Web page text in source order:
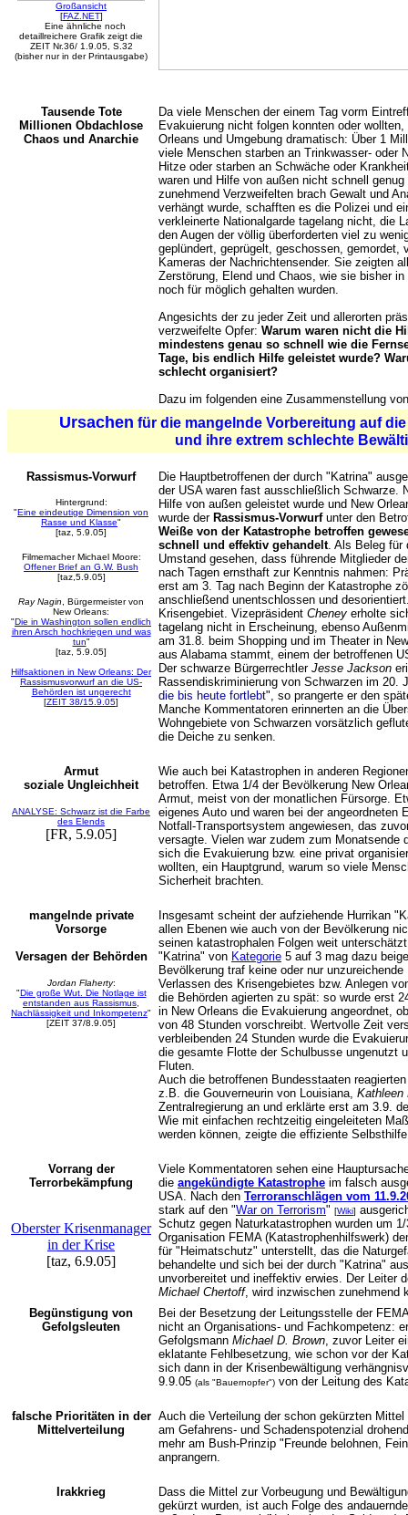
Großansicht
[FAZ.NET]
Eine ähnliche noch
detaillreichere Grafik zeigt die
ZEIT Nr.36/ 1.9.05, S.32
(bisher nur in der Printausgabe)
Tausende Tote
Millionen Obdachlose
Chaos und Anarchie
Da viele Menschen der einem Tag vorm
Evakuierung nicht folgen konnten oder
Orleans und Umgebung dramatisch: Über 1
viele Menschen starben an Trinkwasser- oder
Hitze oder starben an Schwäche oder
waren und Hilfe von außen nicht schnell
zunehmend Verzweifelten brach Gewalt und
verhängt wurde, schafften es die Polizei und
verkleinerte Nationalgarde tagelang nicht, die
den Augen der völlig überforderten viel zu
geplündert, geprügelt, geschossen, gemordet,
Kameras der Nachrichtensender. Sie zeigten
Zerstörung, Elend und Chaos, wie sie bisher
noch für möglich gehalten wurden.
Angesichts der zu jeder Zeit und allerorten
verzweifelte Opfer: Warum waren nicht die
mindestens genau so schnell wie die
Tage, bis endlich Hilfe geleistet wurde?
schlecht organisiert?
Dazu im folgenden eine Zusammenstellung
Ursachen für die mangelnde Vorbereitung auf
und ihre extrem schlechte
Rassismus-Vorwurf
Hintergrund:
"Eine eindeutige Dimension von
Rasse und Klasse"
[taz, 5.9.05]
Filmemacher Michael Moore:
Offener Brief an G.W. Bush
[taz,5.9.05]
Ray Nagin , Bürgermeister von
New Orleans:
"Die in Washington sollen endlich
ihren Arsch hochkriegen und was
tun"
[taz, 5.9.05]
Hilfsaktionen in New Orleans: Der
Rassismusvorwurf an die US-
Behörden ist ungerecht
[ZEIT 38/15.9.05]
Die Hauptbetroffenen der durch "Katrina"
der USA waren fast ausschließlich Schwarze.
Hilfe von außen geleistet wurde und New
wurde der Rassismus-Vorwurfunter den
Weiße von der Katastrophe betroffen
schnell und effektiv gehandelt. Als Beleg für
Umstand gesehen, dass führende Mitglieder
nach Tagen ernsthaft zur Kenntnis nahmen:
erst am 3. Tag nach Beginn der Katastrophe
anschließend unentschlossen und
Krisengebiet. Vizepräsident Cheney erholte
tagelang nicht in Erscheinung, ebenso
am 31.8. beim Shopping und im Theater in
aus Alabama stammt, einem der betroffenen
Der schwarze Bürgerrechtler Jesse Jackson
Rassendiskriminierung von Schwarzen im 20.
die bis heute fortlebt", so prangerte er den
Manche Kommentatoren erinnerten an die
Wohngebiete von Schwarzen vorsätzlich
die Deiche zu senken.
Armut
soziale Ungleichheit
ANALYSE: Schwarz ist die Farbe
des Elends
[FR, 5.9.05]
Wie auch bei Katastrophen in anderen
betroffen. Etwa 1/4 der Bevölkerung New
Armut, meist von der monatlichen Fürsorge.
eigenes Auto und waren bei der angeordneten
Notfall-Transportsystem angewiesen, das
versagte. Vielen war zudem zum Monatsende
sich die Evakuierung bzw. eine privat
wollten, ein Hauptgrund, warum so viele
Sicherheit brachten.
mangelnde private
Vorsorge
Versagen der Behörden
Jordan Flaherty:
"Die große Wut. Die Notlage ist
entstanden aus Rassismus,
Nachlässigkeit und Inkompetenz"
[ZEIT 37/8.9.05]
Insgesamt scheint der aufziehende Hurrikan
allen Ebenen wie auch von der Bevölkerung
seinen katastrophalen Folgen weit
"Katrina" von Kategorie 5 auf 3 mag dazu
Bevölkerung traf keine oder nur
Verlassen des Krisengebietes bzw. Anlegen
die Behörden agierten zu spät: so wurde erst
in New Orleans die Evakuierung angeordnet,
von 48 Stunden vorschreibt. Wertvolle Zeit
verbleibenden 24 Stunden wurde die
die gesamte Flotte der Schulbusse ungenutzt
Fluten.
Auch die betroffenen Bundesstaaten
z.B. die Gouverneurin von Louisiana, Kathleen
Zentralregierung an und erklärte erst am 3.9.
Wie mit einfachen rechtzeitig eingeleiteten
werden können, zeigte die effiziente
Vorrang der
Terrorbekämpfung
Oberster Krisenmanager
in der Krise
[taz, 6.9.05]
Viele Kommentatoren sehen eine
die angekündigte Katastrophe im falsch
USA. Nach den Terroranschlägen vom
stark auf den "War on Terrorism" [Wiki]
Schutz gegen Naturkatastrophen wurden um
Organisation FEMA (Katastrophenhilfswerk)
für "Heimatschutz" unterstellt, das die
behandelte und sich bei der durch "Katrina"
unvorbereitet und ineffektiv erwies. Der Leiter
Michael Chertoff, wird inzwischen zunehmend
Begünstigung von
Gefolgsleuten
Bei der Besetzung der Leitungsstelle der
nicht an Organisations- und Fachkompetenz:
Gefolgsmann Michael D. Brown, zuvor Leiter
eklatante Fehlbesetzung, wie schon vor der
sich dann in der Krisenbewältigung
9.9.05 (als "Bauernopfer") von der Leitung des
falsche Prioritäten in der
Mittelverteilung
Auch die Verteilung der schon gekürzten
am Gefahrens- und Schadenspotenzial
mehr am Bush-Prinzip "Freunde belohnen,
anprangern.
Irakkrieg
Dass die Mittel zur Vorbeugung und
gekürzt wurden, ist auch Folge des